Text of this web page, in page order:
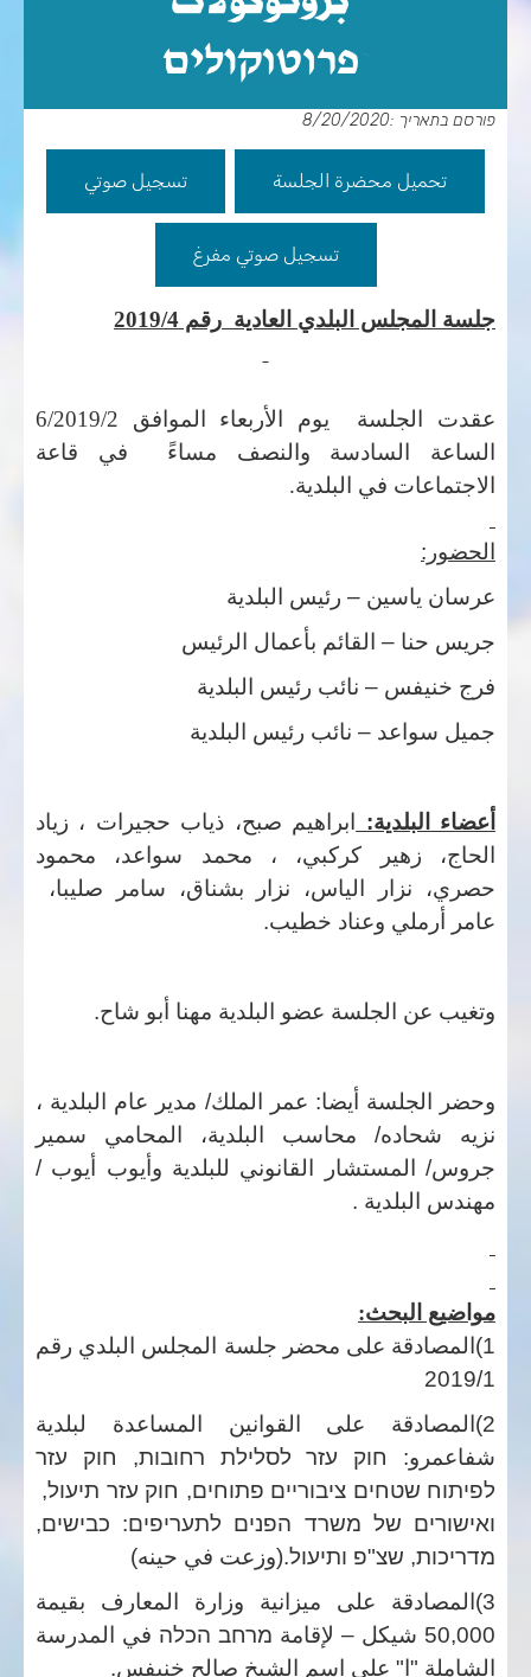
פורסם בתאריך :8/20/2020
تحميل محضرة الجلسة تسجيل صوتي
تسجيل صوتي مفرغ
جلسة المجلس البلدي العادية رقم 2019/4
عقدت الجلسة يوم الأربعاء الموافق 2019/2
/
6
الساعة السادسة والنصف مساءً في قاعة
الاجتماعات في البلدية.
الحضور:
عرسان ياسين – رئيس البلدية
جريس حنا – القائم بأعمال الرئيس
فرج خنيفس – نائب رئيس البلدية
جميل سواعد – نائب رئيس البلدية
أعضاء البلدية:
ابراهيم صبح، ذياب حجيرات ، زياد
الحاج، زهير كركبي، ، محمد سواعد، محمود
حصري، نزار الياس، نزار بشناق، سامر صليبا،
عامر أرملي وعناد خطيب.
وتغيب عن الجلسة عضو البلدية مهنا أبو شاح.
وحضر الجلسة أيضا: عمر الملك/ مدير عام البلدية ،
نزيه شحاده/ محاسب البلدية، المحامي سمير
جروس/ المستشار القانوني للبلدية وأيوب أيوب /
مهندس البلدية .
مواضيع البحث:
1)المصادقة على محضر جلسة المجلس البلدي رقم
2019/1
2)المصادقة على القوانين المساعدة لبلدية
شفاعمرو:
חוק עזר לסלילת רחובות, חוק עזר
לפיתוח שטחים ציבוריים פתוחים, חוק עזר תיעול,
ואישורים של משרד הפנים לתעריפים: כבישים,
מדריכות, שצ"פ ותיעול.(وزعت في حينه)
3)المصادقة على ميزانية وزارة المعارف بقيمة
50,000 شيكل – لإقامة
מרחב הכלה في المدرسة
الشاملة "ا" على اسم الشيخ صالح خنيفس.